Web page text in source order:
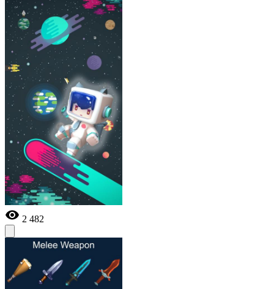
2 482